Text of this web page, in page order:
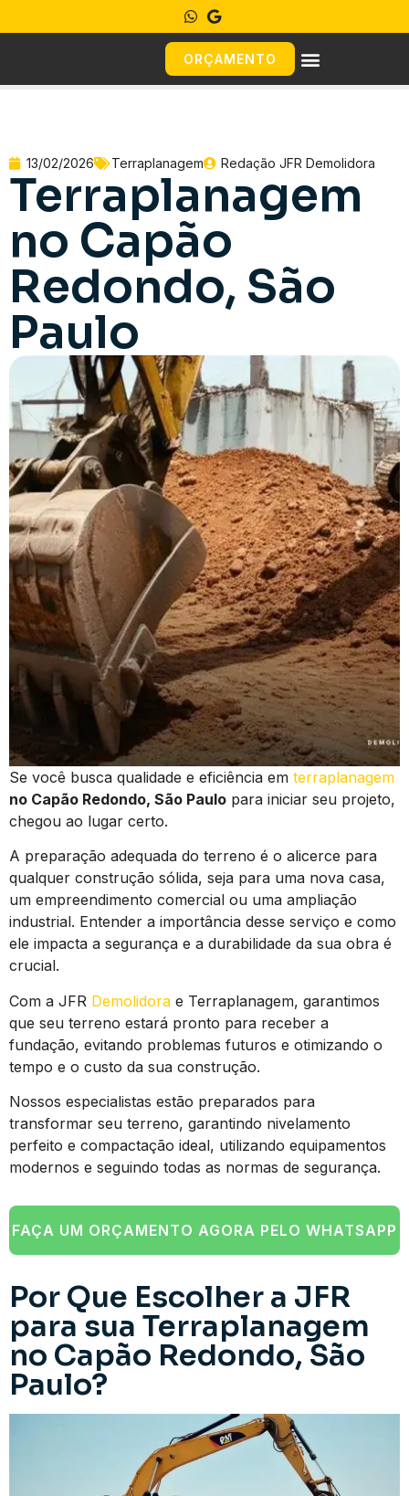
ORÇAMENTO
13/02/2026 Terraplanagem Redação JFR Demolidora
Terraplanagem
no Capão
Redondo, São
Paulo
Se você busca qualidade e eficiência em terraplanagem
no Capão Redondo, São Paulo para iniciar seu projeto,
chegou ao lugar certo.
A preparação adequada do terreno é o alicerce para
qualquer construção sólida, seja para uma nova casa,
um empreendimento comercial ou uma ampliação
industrial. Entender a importância desse serviço e como
ele impacta a segurança e a durabilidade da sua obra é
crucial.
Com a JFR Demolidora e Terraplanagem, garantimos
que seu terreno estará pronto para receber a
fundação, evitando problemas futuros e otimizando o
tempo e o custo da sua construção.
Nossos especialistas estão preparados para
transformar seu terreno, garantindo nivelamento
perfeito e compactação ideal, utilizando equipamentos
modernos e seguindo todas as normas de segurança.
FAÇA UM ORÇAMENTO AGORA PELO WHATSAPP
Por Que Escolher a JFR
para sua Terraplanagem
no Capão Redondo, São
Paulo?